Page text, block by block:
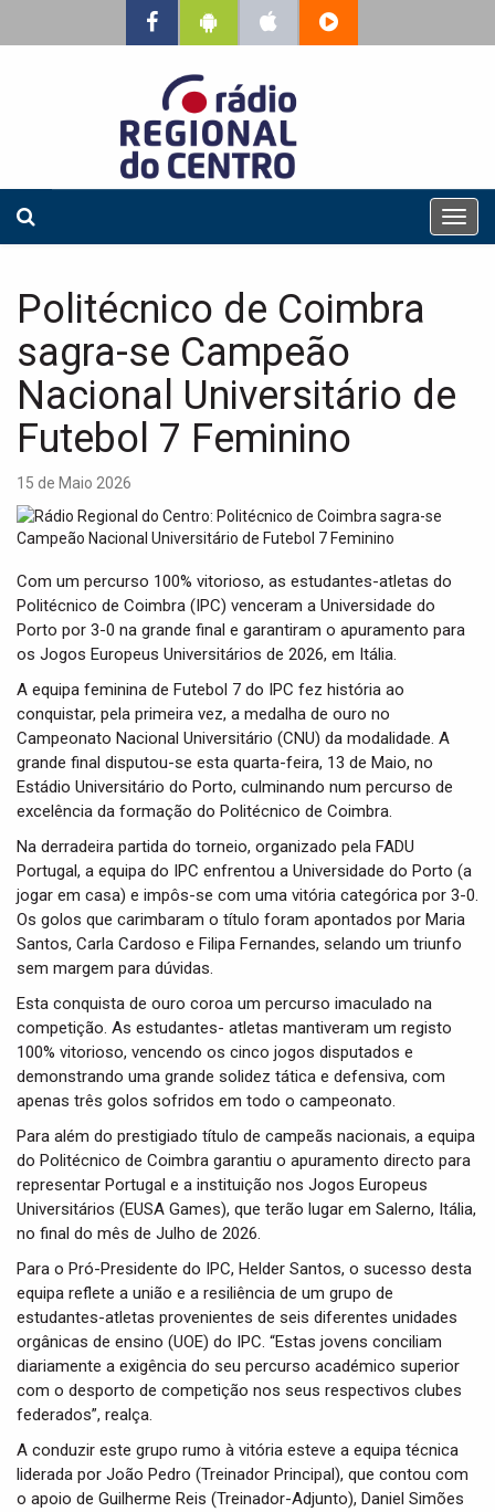
T
o
v
Politécnico de Coimbra
sagra-se Campeão
Nacional Universitário de
Futebol 7 Feminino
15 de Maio 2026
Com um percurso 100% vitorioso, as estudantes-atletas do
Politécnico de Coimbra (IPC) venceram a Universidade do
Porto por 3-0 na grande final e garantiram o apuramento para
os Jogos Europeus Universitários de 2026, em Itália.
A equipa feminina de Futebol 7 do IPC fez história ao
conquistar, pela primeira vez, a medalha de ouro no
Campeonato Nacional Universitário (CNU) da modalidade. A
grande final disputou-se esta quarta-feira, 13 de Maio, no
Estádio Universitário do Porto, culminando num percurso de
excelência da formação do Politécnico de Coimbra.
Na derradeira partida do torneio, organizado pela FADU
Portugal, a equipa do IPC enfrentou a Universidade do Porto (a
jogar em casa) e impôs-se com uma vitória categórica por 3-0.
Os golos que carimbaram o título foram apontados por Maria
Santos, Carla Cardoso e Filipa Fernandes, selando um triunfo
sem margem para dúvidas.
Esta conquista de ouro coroa um percurso imaculado na
competição. As estudantes- atletas mantiveram um registo
100% vitorioso, vencendo os cinco jogos disputados e
demonstrando uma grande solidez tática e defensiva, com
apenas três golos sofridos em todo o campeonato.
Para além do prestigiado título de campeãs nacionais, a equipa
do Politécnico de Coimbra garantiu o apuramento directo para
representar Portugal e a instituição nos Jogos Europeus
Universitários (EUSA Games), que terão lugar em Salerno, Itália,
no final do mês de Julho de 2026.
Para o Pró-Presidente do IPC, Helder Santos, o sucesso desta
equipa reflete a união e a resiliência de um grupo de
estudantes-atletas provenientes de seis diferentes unidades
orgânicas de ensino (UOE) do IPC. “Estas jovens conciliam
diariamente a exigência do seu percurso académico superior
com o desporto de competição nos seus respectivos clubes
federados”, realça.
A conduzir este grupo rumo à vitória esteve a equipa técnica
liderada por João Pedro (Treinador Principal), que contou com
o apoio de Guilherme Reis (Treinador-Adjunto), Daniel Simões